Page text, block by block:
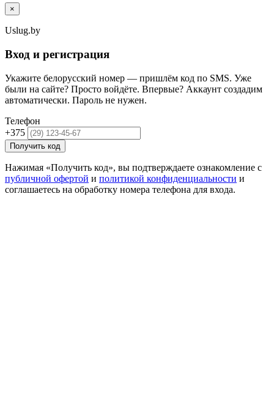
×
Uslug.by
Вход и регистрация
Укажите белорусский номер — пришлём код по SMS. Уже
были на сайте? Просто войдёте. Впервые? Аккаунт создадим
автоматически. Пароль не нужен.
Телефон
+375
Получить код
Нажимая «Получить код», вы подтверждаете ознакомление с
публичной офертой и политикой конфиденциальности и
соглашаетесь на обработку номера телефона для входа.